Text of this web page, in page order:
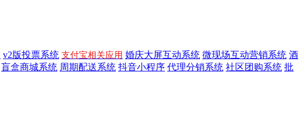
v2版投票系统 支付宝相关应用 婚庆大屏互动系统 微现场互动营销系统 酒
盲盒商城系统 周期配送系统 抖音小程序 代理分销系统 社区团购系统 批